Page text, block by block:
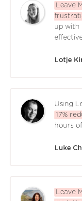
Leave
up with
Lotje
Using
17%
hours
Luke
Leave